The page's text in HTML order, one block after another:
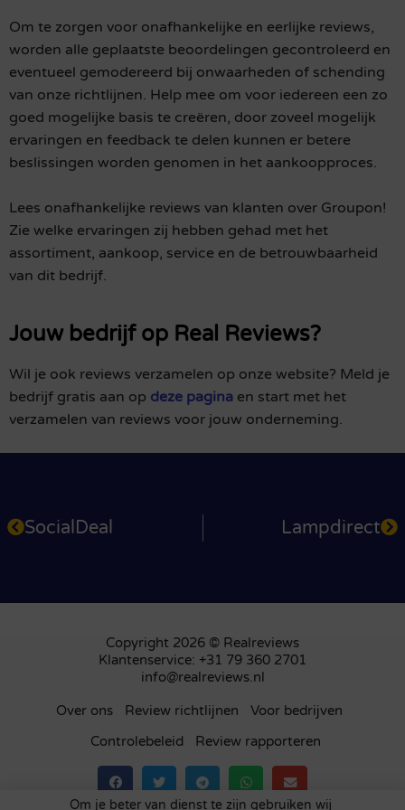
Om te zorgen voor onafhankelijke en eerlijke reviews,
worden alle geplaatste beoordelingen gecontroleerd en
eventueel gemodereerd bij onwaarheden of schending
van onze richtlijnen. Help mee om voor iedereen een zo
goed mogelijke basis te creëren, door zoveel mogelijk
ervaringen en feedback te delen kunnen er betere
beslissingen worden genomen in het aankoopproces.
Lees onafhankelijke reviews van klanten over Groupon!
Zie welke ervaringen zij hebben gehad met het
assortiment, aankoop, service en de betrouwbaarheid
van dit bedrijf.
Jouw bedrijf op Real Reviews?
Wil je ook reviews verzamelen op onze website? Meld je
bedrijf gratis aan op deze pagina en start met het
verzamelen van reviews voor jouw onderneming.
SocialDeal Lampdirect
Copyright 2026 © Realreviews
Klantenservice: +31 79 360 2701
info@realreviews.nl
Over ons Review richtlijnen
Voor bedrijven
Controlebeleid
Review rapporteren
Om je beter van dienst te zijn gebruiken wij